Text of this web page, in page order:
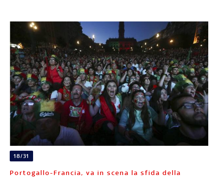
18/31
Portogallo-Francia, va in scena la sfida della